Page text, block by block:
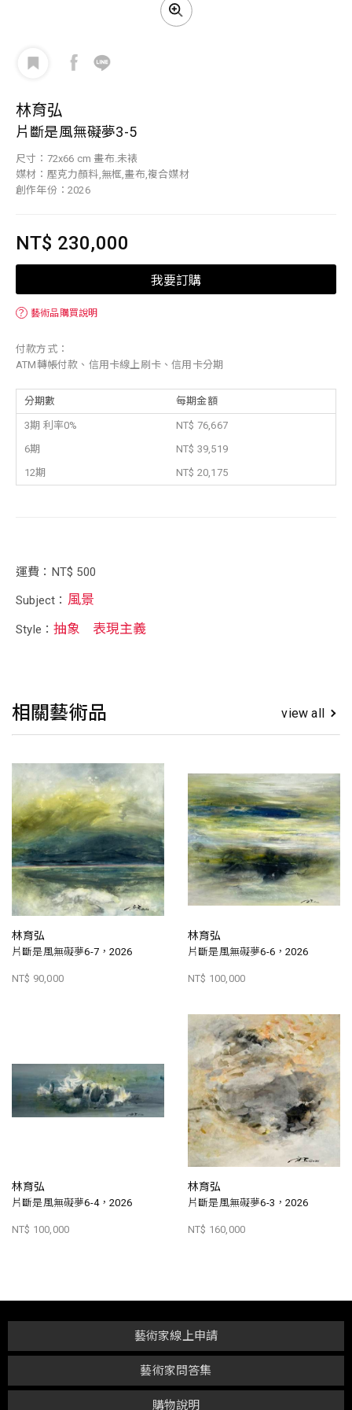
林育弘
片斷是風無礙夢3-5
尺寸：72x66 cm 畫布.未裱
媒材：壓克力顏料,無框,畫布,複合媒材
創作年份：2026
NT$ 230,000
我要訂購
？ 藝術品購買說明
付款方式：
ATM轉帳付款、信用卡線上刷卡、信用卡分期
分期數 每期金額
3期 利率0%
NT$ 76,667
6期
NT$ 39,519
12期
NT$ 20,175
運費：NT$ 500
Subject： 風景
Style：抽象 表現主義
相關藝術品 view all
林育弘
片斷是風無礙夢6-7，2026
NT$ 90,000
林育弘
片斷是風無礙夢6-6，2026
NT$ 100,000
林育弘
片斷是風無礙夢6-4，2026
NT$ 100,000
林育弘
片斷是風無礙夢6-3，2026
NT$ 160,000
購物說明
藝術家問答集
藝術家線上申請